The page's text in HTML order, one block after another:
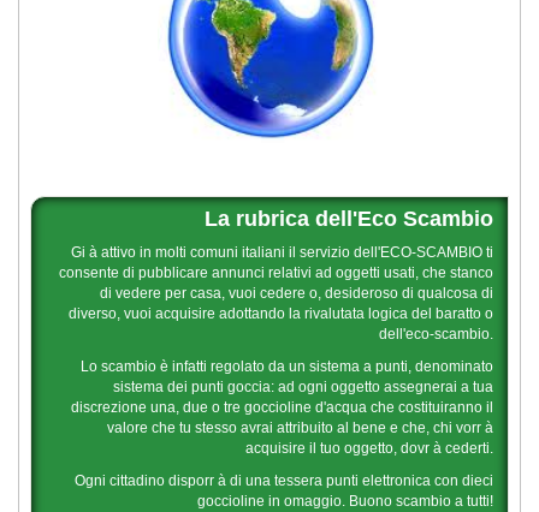
La rubrica dell'Eco Scambio
Gi à attivo in molti comuni italiani il servizio dell'ECO-SCAMBIO ti
consente di pubblicare annunci relativi ad oggetti usati, che stanco
di vedere per casa, vuoi cedere o, desideroso di qualcosa di
diverso, vuoi acquisire adottando la rivalutata logica del baratto o
dell'eco-scambio.
Lo scambio è infatti regolato da un sistema a punti, denominato
sistema dei punti goccia: ad ogni oggetto assegnerai a tua
discrezione una, due o tre goccioline d'acqua che costituiranno il
valore che tu stesso avrai attribuito al bene e che, chi vorr à
acquisire il tuo oggetto, dovr à cederti.
Ogni cittadino disporr à di una tessera punti elettronica con dieci
goccioline in omaggio. Buono scambio a tutti!